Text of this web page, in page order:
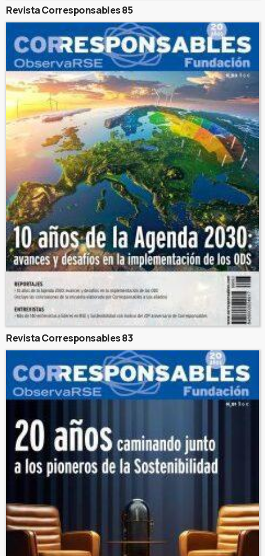
Revista Corresponsables 85
Revista Corresponsables 83